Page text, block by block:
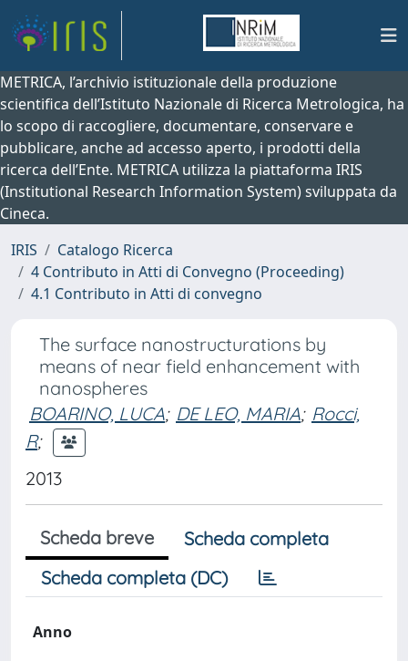
METRICA, l’archivio istituzionale della produzione
scientifica dell’Istituto Nazionale di Ricerca Metrologica, ha
lo scopo di raccogliere, documentare, conservare e
pubblicare, anche ad accesso aperto, i prodotti della
ricerca dell’Ente. METRICA utilizza la piattaforma IRIS
(Institutional Research Information System) sviluppata da
Cineca.
IRIS
Catalogo Ricerca
4 Contributo in Atti di Convegno (Proceeding)
4.1 Contributo in Atti di convegno
The surface nanostructurations by
means of near field enhancement with
nanospheres
BOARINO, LUCA; DE LEO, MARIA; Rocci,
R;
2013
Scheda breve
Scheda completa
Scheda completa (DC)
Anno